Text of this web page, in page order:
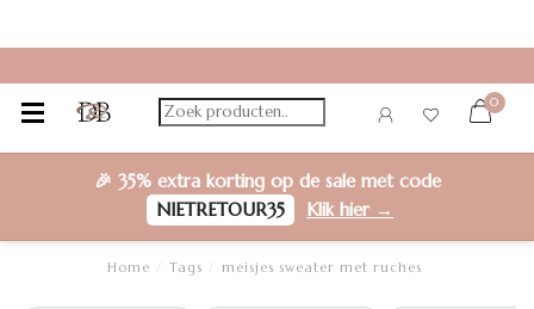
0
🎉 35% extra kortingop de sale met code
NIETRETOUR35
Klik hier →
Home Tags meisjes sweater met ruches